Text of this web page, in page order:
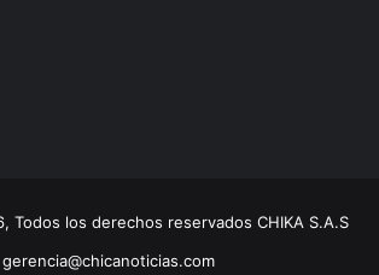
Todos los derechos reservados CHIKA S.A.S
gerencia@chicanoticias.com